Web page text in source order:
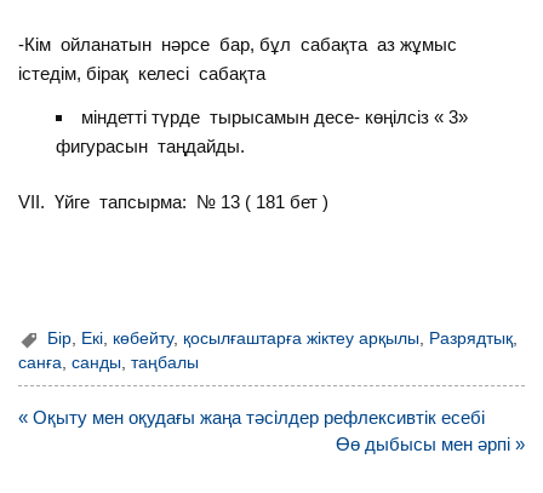
-Кім ойланатын нәрсе бар, бұл сабақта аз жұмыс
істедім, бірақ келесі сабақта
міндетті түрде тырысамын десе- көңілсіз « 3»
фигурасын таңдайды.
VІІ. Үйге тапсырма: № 13 ( 181 бет )
Бір Екі көбейту, қосылғаштарға жіктеу арқылы Разрядтық
санға,санды,таңбалы
Навигация
« Оқыту мен оқудағы жаңа тәсілдер рефлексивтік есебі
Өө дыбысы мен әрпі »